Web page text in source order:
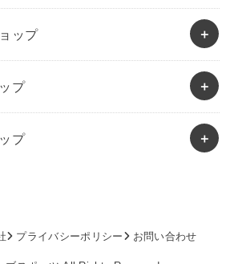
ップ
プ
プ
プライバシーポリシー お問い合わせ